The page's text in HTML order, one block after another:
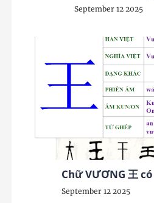
September 12 2025
Chữ VƯƠNG 王
September 12 2025